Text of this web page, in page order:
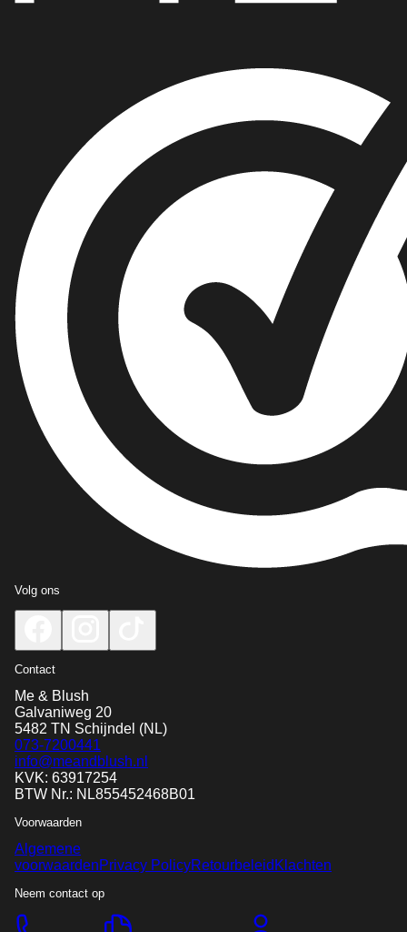
Volg ons
Contact
Me & Blush
Galvaniweg 20
5482 TN Schijndel (NL)
073-7200441
info@meandblush.nl
KVK: 63917254
BTW Nr.: NL855452468B01
Voorwaarden
Algemene
voorwaardenPrivacy PolicyRetourbeleid Klachten
Neem contact op